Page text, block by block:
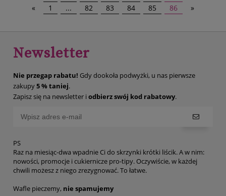
« 1 ... 82 83 84 85 86 »
Newsletter
Nie przegap rabatu! Gdy dookoła podwyżki, u nas pierwsze
zakupy5 % taniej.
Zapisz się na newsletter i odbierz swój kod rabatowy.
PS
Raz na miesiąc-dwa wpadnie Ci do skrzynki krótki liścik. A w nim:
nowości, promocje i cukiernicze pro-tipy. Oczywiście, w każdej
chwili możesz z niego zrezygnować. To łatwe.
Wafle pieczemy, nie spamujemy